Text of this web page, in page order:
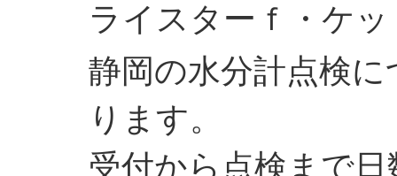
ライスターｆ・ケッ
静岡の水分計点検
ります。
受付から点検まで